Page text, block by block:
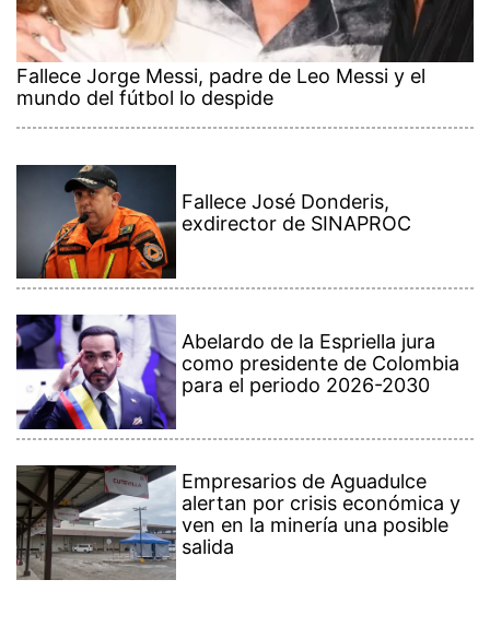
Fallece Jorge Messi, padre de Leo Messi y el
mundo del fútbol lo despide
Fallece José Donderis,
exdirector de SINAPROC
Abelardo de la Espriella jura
como presidente de Colombia
para el periodo 2026-2030
Empresarios de Aguadulce
alertan por crisis económica y
ven en la minería una posible
salida